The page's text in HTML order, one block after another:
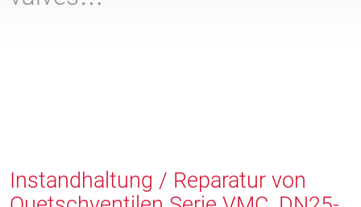
Instandhaltung / Reparatur von